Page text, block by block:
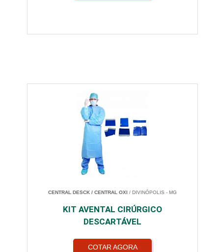
CENTRAL DESCK / CENTRAL OXI / DIVINÓPOLIS - MG
KIT AVENTAL CIRÚRGICO
DESCARTÁVEL
COTAR AGORA